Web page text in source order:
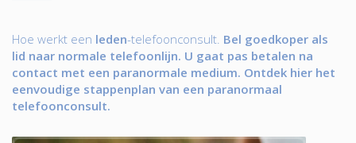
Hoe werkt een leden-telefoonconsult. Bel goedkoper als
lid naar normale telefoonlijn. U gaat pas betalen na
contact met een paranormale medium. Ontdek hier het
eenvoudige stappenplan van een paranormaal
telefoonconsult.